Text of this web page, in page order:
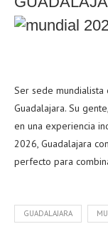
Ser sede
Guadalajara. Su
en una experiencia
2026, Guadalajara
perfecto para
GUADALAJARA